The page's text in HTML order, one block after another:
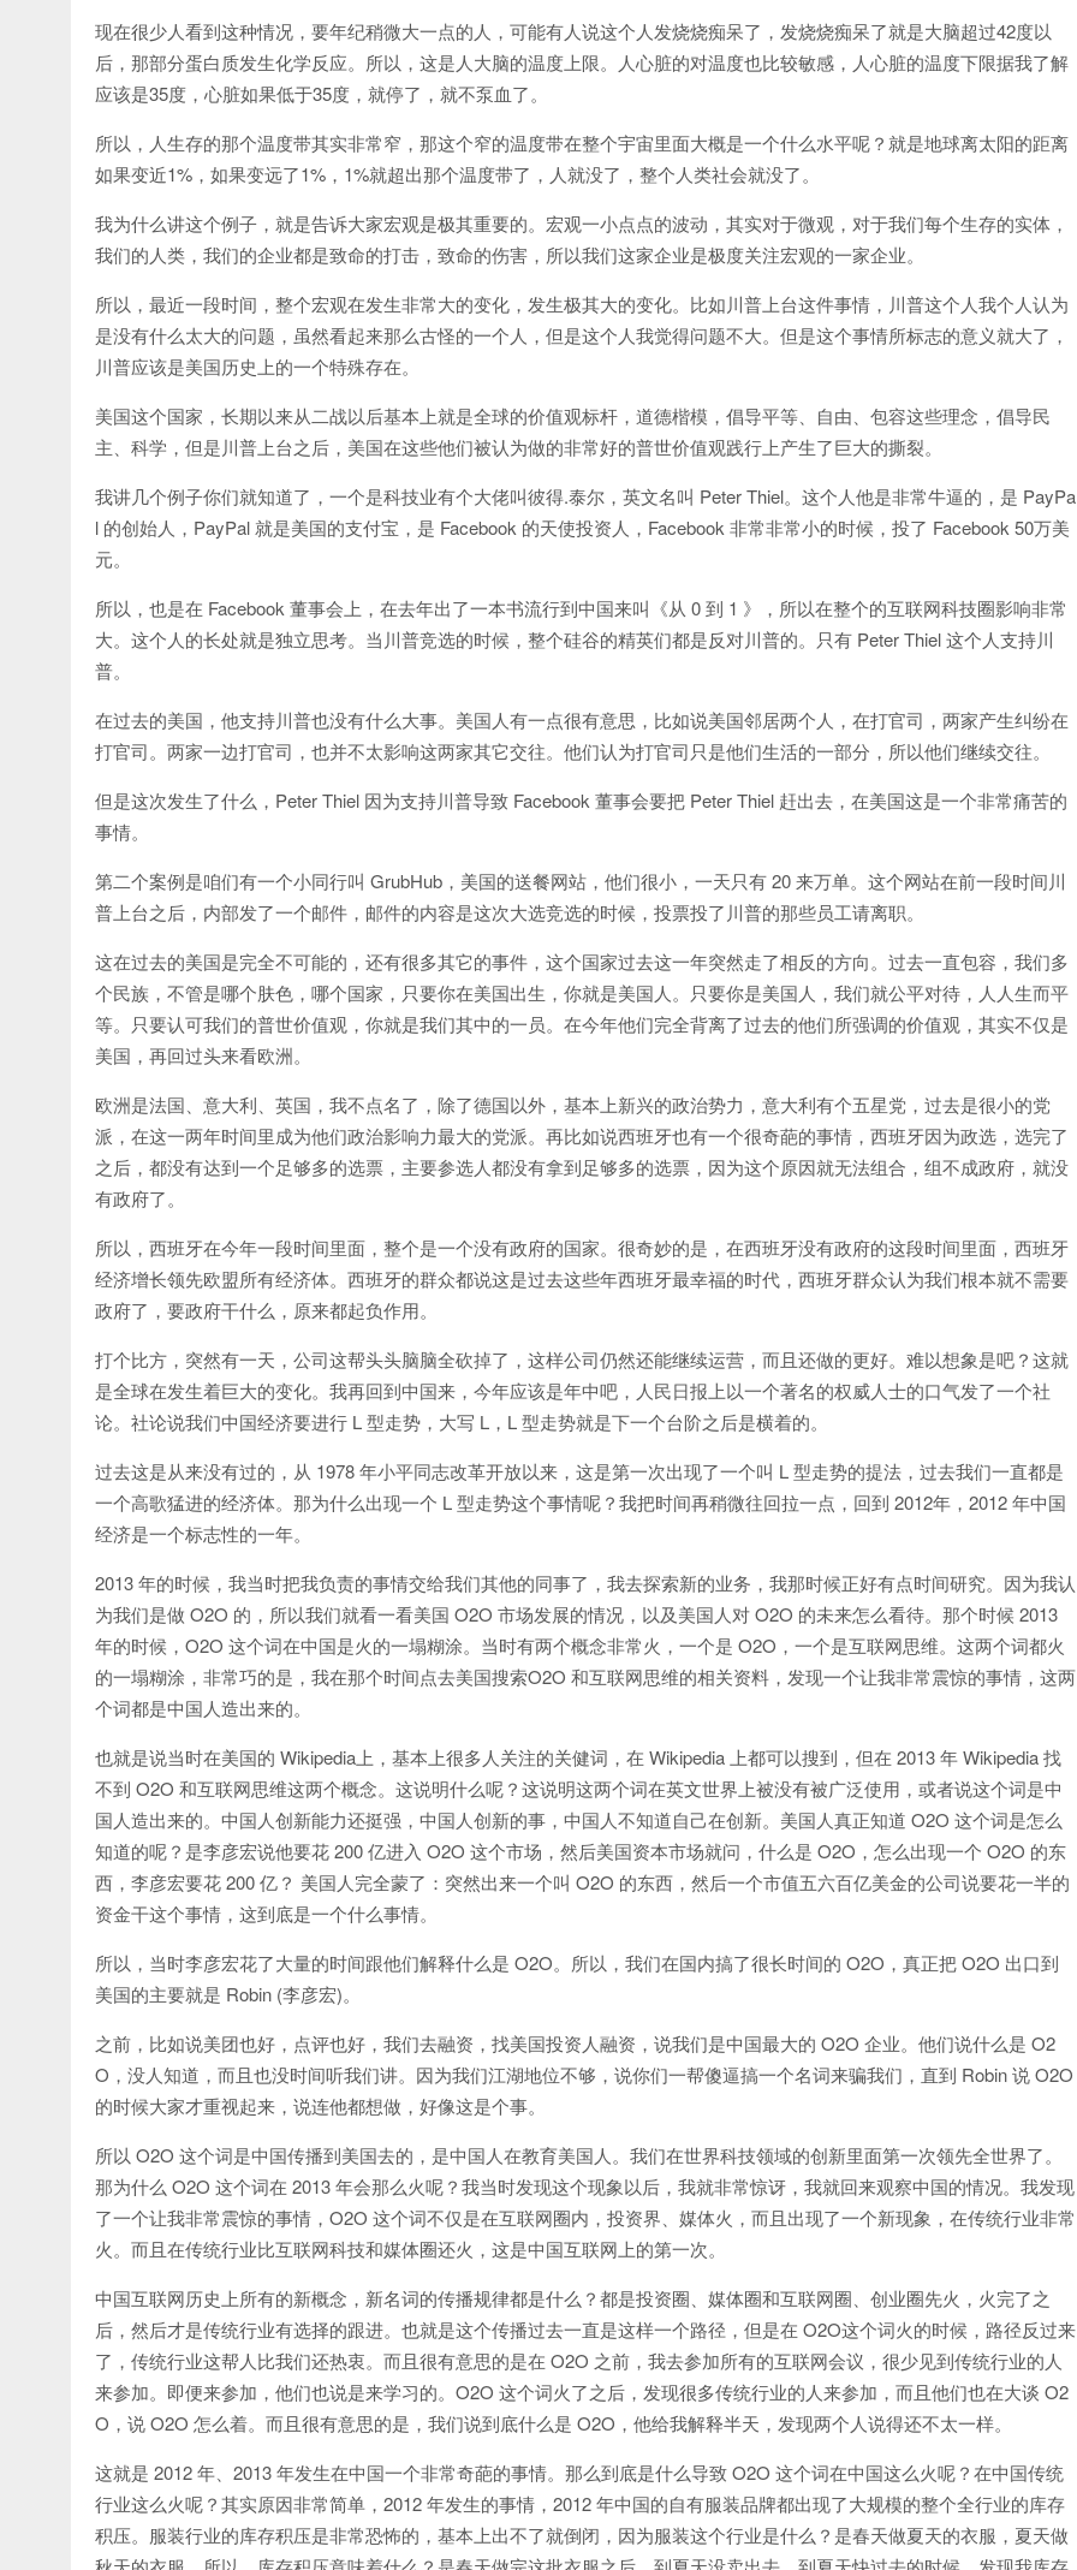
现在很少人看到这种情况，要年纪稍微大一点的人，可能有人说这个人发烧烧痴呆了，发烧烧痴呆了就是大脑超过42度以
后，那部分蛋白质发生化学反应。所以，这是人大脑的温度上限。人心脏的对温度也比较敏感，人心脏的温度下限据我了解
应该是35度，心脏如果低于35度，就停了，就不泵血了。
所以，人生存的那个温度带其实非常窄，那这个窄的温度带在整个宇宙里面大概是一个什么水平呢？就是地球离太阳的距离
如果变近1%，如果变远了1%，1%就超出那个温度带了，人就没了，整个人类社会就没了。
我为什么讲这个例子，就是告诉大家宏观是极其重要的。宏观一小点点的波动，其实对于微观，对于我们每个生存的实体，
我们的人类，我们的企业都是致命的打击，致命的伤害，所以我们这家企业是极度关注宏观的一家企业。
所以，最近一段时间，整个宏观在发生非常大的变化，发生极其大的变化。比如川普上台这件事情，川普这个人我个人认为
是没有什么太大的问题，虽然看起来那么古怪的一个人，但是这个人我觉得问题不大。但是这个事情所标志的意义就大了，
川普应该是美国历史上的一个特殊存在。
美国这个国家，长期以来从二战以后基本上就是全球的价值观标杆，道德楷模，倡导平等、自由、包容这些理念，倡导民
主、科学，但是川普上台之后，美国在这些他们被认为做的非常好的普世价值观践行上产生了巨大的撕裂。
我讲几个例子你们就知道了，一个是科技业有个大佬叫彼得.泰尔，英文名叫 Peter Thiel。这个人他是非常牛逼的，是 PayPa
l 的创始人，PayPal 就是美国的支付宝，是 Facebook 的天使投资人，Facebook 非常非常小的时候，投了 Facebook 50万美
元。
所以，也是在 Facebook 董事会上，在去年出了一本书流行到中国来叫《从 0 到 1 》，所以在整个的互联网科技圈影响非常
大。这个人的长处就是独立思考。当川普竞选的时候，整个硅谷的精英们都是反对川普的。只有 Peter Thiel 这个人支持川
普。
在过去的美国，他支持川普也没有什么大事。美国人有一点很有意思，比如说美国邻居两个人，在打官司，两家产生纠纷在
打官司。两家一边打官司，也并不太影响这两家其它交往。他们认为打官司只是他们生活的一部分，所以他们继续交往。
但是这次发生了什么，Peter Thiel 因为支持川普导致 Facebook 董事会要把 Peter Thiel 赶出去，在美国这是一个非常痛苦的
事情。
第二个案例是咱们有一个小同行叫 GrubHub，美国的送餐网站，他们很小，一天只有 20 来万单。这个网站在前一段时间川
普上台之后，内部发了一个邮件，邮件的内容是这次大选竞选的时候，投票投了川普的那些员工请离职。
这在过去的美国是完全不可能的，还有很多其它的事件，这个国家过去这一年突然走了相反的方向。过去一直包容，我们多
个民族，不管是哪个肤色，哪个国家，只要你在美国出生，你就是美国人。只要你是美国人，我们就公平对待，人人生而平
等。只要认可我们的普世价值观，你就是我们其中的一员。在今年他们完全背离了过去的他们所强调的价值观，其实不仅是
美国，再回过头来看欧洲。
欧洲是法国、意大利、英国，我不点名了，除了德国以外，基本上新兴的政治势力，意大利有个五星党，过去是很小的党
派，在这一两年时间里成为他们政治影响力最大的党派。再比如说西班牙也有一个很奇葩的事情，西班牙因为政选，选完了
之后，都没有达到一个足够多的选票，主要参选人都没有拿到足够多的选票，因为这个原因就无法组合，组不成政府，就没
有政府了。
所以，西班牙在今年一段时间里面，整个是一个没有政府的国家。很奇妙的是，在西班牙没有政府的这段时间里面，西班牙
经济增长领先欧盟所有经济体。西班牙的群众都说这是过去这些年西班牙最幸福的时代，西班牙群众认为我们根本就不需要
政府了，要政府干什么，原来都起负作用。
打个比方，突然有一天，公司这帮头头脑脑全砍掉了，这样公司仍然还能继续运营，而且还做的更好。难以想象是吧？这就
是全球在发生着巨大的变化。我再回到中国来，今年应该是年中吧，人民日报上以一个著名的权威人士的口气发了一个社
论。社论说我们中国经济要进行 L 型走势，大写 L，L 型走势就是下一个台阶之后是横着的。
过去这是从来没有过的，从 1978 年小平同志改革开放以来，这是第一次出现了一个叫 L 型走势的提法，过去我们一直都是
一个高歌猛进的经济体。那为什么出现一个 L 型走势这个事情呢？我把时间再稍微往回拉一点，回到 2012年，2012 年中国
经济是一个标志性的一年。
2013 年的时候，我当时把我负责的事情交给我们其他的同事了，我去探索新的业务，我那时候正好有点时间研究。因为我认
为我们是做 O2O 的，所以我们就看一看美国 O2O 市场发展的情况，以及美国人对 O2O 的未来怎么看待。那个时候 2013
年的时候，O2O 这个词在中国是火的一塌糊涂。当时有两个概念非常火，一个是 O2O，一个是互联网思维。这两个词都火
的一塌糊涂，非常巧的是，我在那个时间点去美国搜索O2O 和互联网思维的相关资料，发现一个让我非常震惊的事情，这两
个词都是中国人造出来的。
也就是说当时在美国的 Wikipedia上，基本上很多人关注的关健词，在 Wikipedia 上都可以搜到，但在 2013 年 Wikipedia 找
不到 O2O 和互联网思维这两个概念。这说明什么呢？这说明这两个词在英文世界上被没有被广泛使用，或者说这个词是中
国人造出来的。中国人创新能力还挺强，中国人创新的事，中国人不知道自己在创新。美国人真正知道 O2O 这个词是怎么
知道的呢？是李彦宏说他要花 200 亿进入 O2O 这个市场，然后美国资本市场就问，什么是 O2O，怎么出现一个 O2O 的东
西，李彦宏要花 200 亿？ 美国人完全蒙了：突然出来一个叫 O2O 的东西，然后一个市值五六百亿美金的公司说要花一半的
资金干这个事情，这到底是一个什么事情。
所以，当时李彦宏花了大量的时间跟他们解释什么是 O2O。所以，我们在国内搞了很长时间的 O2O，真正把 O2O 出口到
美国的主要就是 Robin (李彦宏)。
之前，比如说美团也好，点评也好，我们去融资，找美国投资人融资，说我们是中国最大的 O2O 企业。他们说什么是 O2
O，没人知道，而且也没时间听我们讲。因为我们江湖地位不够，说你们一帮傻逼搞一个名词来骗我们，直到 Robin 说 O2O
的时候大家才重视起来，说连他都想做，好像这是个事。
所以 O2O 这个词是中国传播到美国去的，是中国人在教育美国人。我们在世界科技领域的创新里面第一次领先全世界了。
那为什么 O2O 这个词在 2013 年会那么火呢？我当时发现这个现象以后，我就非常惊讶，我就回来观察中国的情况。我发现
了一个让我非常震惊的事情，O2O 这个词不仅是在互联网圈内，投资界、媒体火，而且出现了一个新现象，在传统行业非常
火。而且在传统行业比互联网科技和媒体圈还火，这是中国互联网上的第一次。
中国互联网历史上所有的新概念，新名词的传播规律都是什么？都是投资圈、媒体圈和互联网圈、创业圈先火，火完了之
后，然后才是传统行业有选择的跟进。也就是这个传播过去一直是这样一个路径，但是在 O2O这个词火的时候，路径反过来
了，传统行业这帮人比我们还热衷。而且很有意思的是在 O2O 之前，我去参加所有的互联网会议，很少见到传统行业的人
来参加。即便来参加，他们也说是来学习的。O2O 这个词火了之后，发现很多传统行业的人来参加，而且他们也在大谈 O2
O，说 O2O 怎么着。而且很有意思的是，我们说到底什么是 O2O，他给我解释半天，发现两个人说得还不太一样。
这就是 2012 年、2013 年发生在中国一个非常奇葩的事情。那么到底是什么导致 O2O 这个词在中国这么火呢？在中国传统
行业这么火呢？其实原因非常简单，2012 年发生的事情，2012 年中国的自有服装品牌都出现了大规模的整个全行业的库存
积压。服装行业的库存积压是非常恐怖的，基本上出不了就倒闭，因为服装这个行业是什么？是春天做夏天的衣服，夏天做